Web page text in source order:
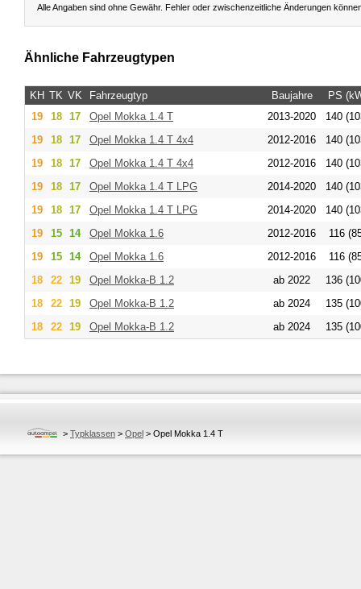
Alle Angaben sind ohne Gewähr. Fehler oder zwischenzeitliche Änderungen
Ähnliche Fahrzeugtypen
KH TK VK Fahrzeugtyp Baujahre
PS
19
18 17 Opel Mokka 1.4 T 2013-2020
140
19
18 17 Opel Mokka 1.4 T 4x4 2012-2016
140
19
18 17 Opel Mokka 1.4 T 4x4 2012-2016
140
19
18 17 Opel Mokka 1.4 T LPG 2014-2020
140
19
18 17 Opel Mokka 1.4 T LPG 2014-2020
140
19
15 14 Opel Mokka 1.6 2012-2016
116
19
15 14 Opel Mokka 1.6 2012-2016
116
18
22 19 Opel Mokka-B 1.2 ab 2022
136
18
22 19 Opel Mokka-B 1.2 ab 2024
135
18
22 19 Opel Mokka-B 1.2 ab 2024 135
> Typklassen > Opel > Opel Mokka 1.4 T